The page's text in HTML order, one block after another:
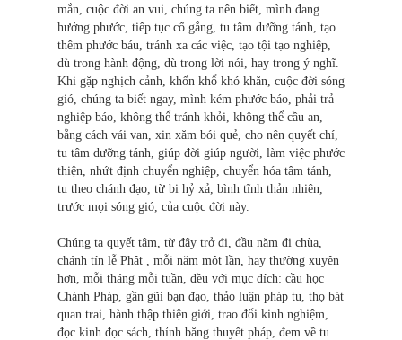
mắn, cuộc đời an vui, chúng ta nên biết, mình đang
hưởng phước, tiếp tục cố gắng, tu tâm dưỡng tánh, tạo
thêm phước báu, tránh xa các việc, tạo tội tạo nghiệp,
dù trong hành động, dù trong lời nói, hay trong ý nghĩ.
Khi gặp nghịch cảnh, khốn khổ khó khăn, cuộc đời sóng
gió, chúng ta biết ngay, mình kém phước báo, phải trả
nghiệp báo, không thể tránh khỏi, không thể cầu an,
bằng cách vái van, xin xăm bói quẻ, cho nên quyết chí,
tu tâm dưỡng tánh, giúp đời giúp người, làm việc phước
thiện, nhứt định chuyển nghiệp, chuyển hóa tâm tánh,
tu theo chánh đạo, từ bi hỷ xả, bình tĩnh thản nhiên,
trước mọi sóng gió, của cuộc đời này.
Chúng ta quyết tâm, từ đây trở đi, đầu năm đi chùa,
chánh tín lễ Phật , mỗi năm một lần, hay thường xuyên
hơn, mỗi tháng mỗi tuần, đều với mục đích: cầu học
Chánh Pháp, gần gũi bạn đạo, thảo luận pháp tu, thọ bát
quan trai, hành thập thiện giới, trao đổi kinh nghiệm,
đọc kinh đọc sách, thỉnh băng thuyết pháp, đem về tu